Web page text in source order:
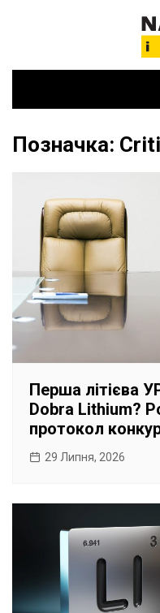
Позначка:
Перша літієва
Dobra Lithium?
протокол
29 Липня, 2026